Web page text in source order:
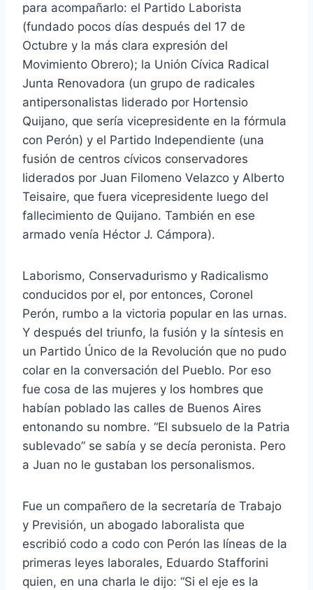
para acompañarlo: el Partido Laborista
(fundado pocos días después del 17 de
Octubre y la más clara expresión del
Movimiento Obrero); la Unión Cívica Radical
Junta Renovadora (un grupo de radicales
antipersonalistas liderado por Hortensio
Quijano, que sería vicepresidente en la fórmula
con Perón) y el Partido Independiente (una
fusión de centros cívicos conservadores
liderados por Juan Filomeno Velazco y Alberto
Teisaire, que fuera vicepresidente luego del
fallecimiento de Quijano. También en ese
armado venía Héctor J. Cámpora).
Laborismo, Conservadurismo y Radicalismo
conducidos por el, por entonces, Coronel
Perón, rumbo a la victoria popular en las urnas.
Y después del triunfo, la fusión y la síntesis en
un Partido Único de la Revolución que no pudo
colar en la conversación del Pueblo. Por eso
fue cosa de las mujeres y los hombres que
habían poblado las calles de Buenos Aires
entonando su nombre. “El subsuelo de la Patria
sublevado” se sabía y se decía peronista. Pero
a Juan no le gustaban los personalismos.
Fue un compañero de la secretaría de Trabajo
y Previsión, un abogado laboralista que
escribió codo a codo con Perón las líneas de la
primeras leyes laborales, Eduardo Stafforini
quien, en una charla le dijo: “Si el eje es la